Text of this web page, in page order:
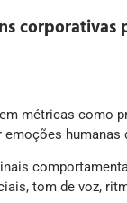
corporativas
métricas como
humanas
tom de voz,